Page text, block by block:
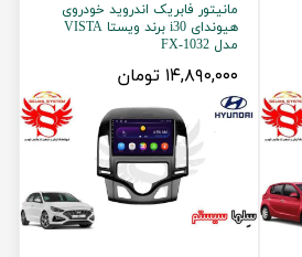
مانیتور فابریک اندروید خودروی
هیوندای i30 برند ویستا VISTA
مدل FX-1032
۱۴,۸۹۰,۰۰۰ تومان